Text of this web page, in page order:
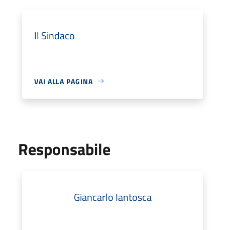
Il Sindaco
VAI ALLA PAGINA
Responsabile
Giancarlo Iantosca